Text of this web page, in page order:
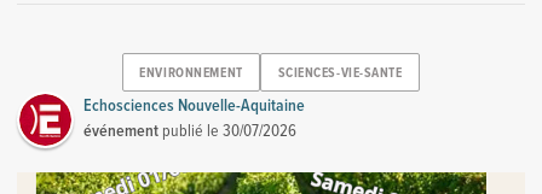
ENVIRONNEMENT SCIENCES-VIE-SANTE
Echosciences Nouvelle-Aquitaine
événement publié le30/07/2026